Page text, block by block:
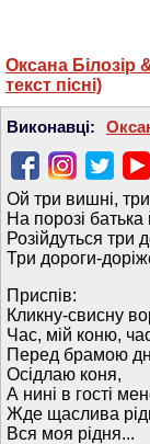
Оксана Білозір
текст пісні)
Виконавці:
Ой три вишні, три
На порозі батька
Розійдуться три
Три дороги-
Приспів:
Кликну-свисну
Час, мій коню,
Перед брамою
Осідлаю коня,
А нині в гості
Жде щаслива
Вся моя рідня...